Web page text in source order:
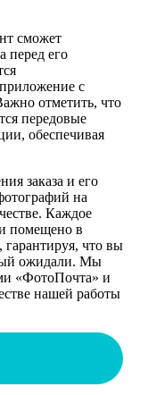
сможет
перед его
с
отметить, что
передовые
обеспечивая
заказа и его
на
Каждое
помещено в
гарантируя, что вы
ожидали. Мы
«ФотоПочта» и
нашей работы